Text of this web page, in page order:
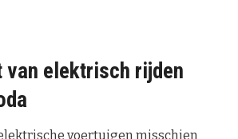
van elektrisch rijden
elektrische voertuigen misschien